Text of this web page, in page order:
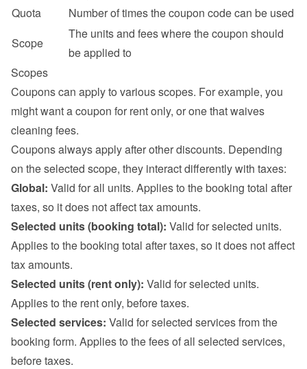
Quota
Number of times the coupon code can be used
Scope
The units and fees where the coupon should
be applied to
Scopes
Coupons can apply to various scopes. For example, you
might want a coupon for rent only, or one that waives
cleaning fees.
Coupons always apply after other discounts. Depending
on the selected scope, they interact differently with taxes:
Global: Valid for all units. Applies to the booking total after
taxes, so it does not affect tax amounts.
Selected units (booking total): Valid for selected units.
Applies to the booking total after taxes, so it does not affect
tax amounts.
Selected units (rent only): Valid for selected units.
Applies to the rent only, before taxes.
Selected services: Valid for selected services from the
booking form. Applies to the fees of all selected services,
before taxes.